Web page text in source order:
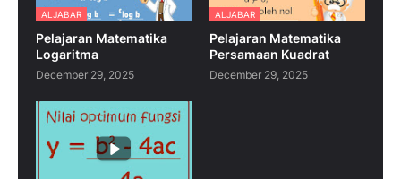
ALJABAR
Pelajaran Matematika
Logaritma
December 29, 2025
ALJABAR
Pelajaran Matematika
Persamaan Kuadrat
December 29, 2025